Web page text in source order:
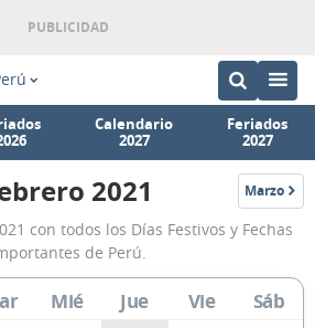
Calendario
2027
Feriados
2027
Calendario
Febrero
2021
de
2021 Marzo
2021
con todos los Días Festivos y Fechas
de Perú.
Mié Jue Vie Sáb